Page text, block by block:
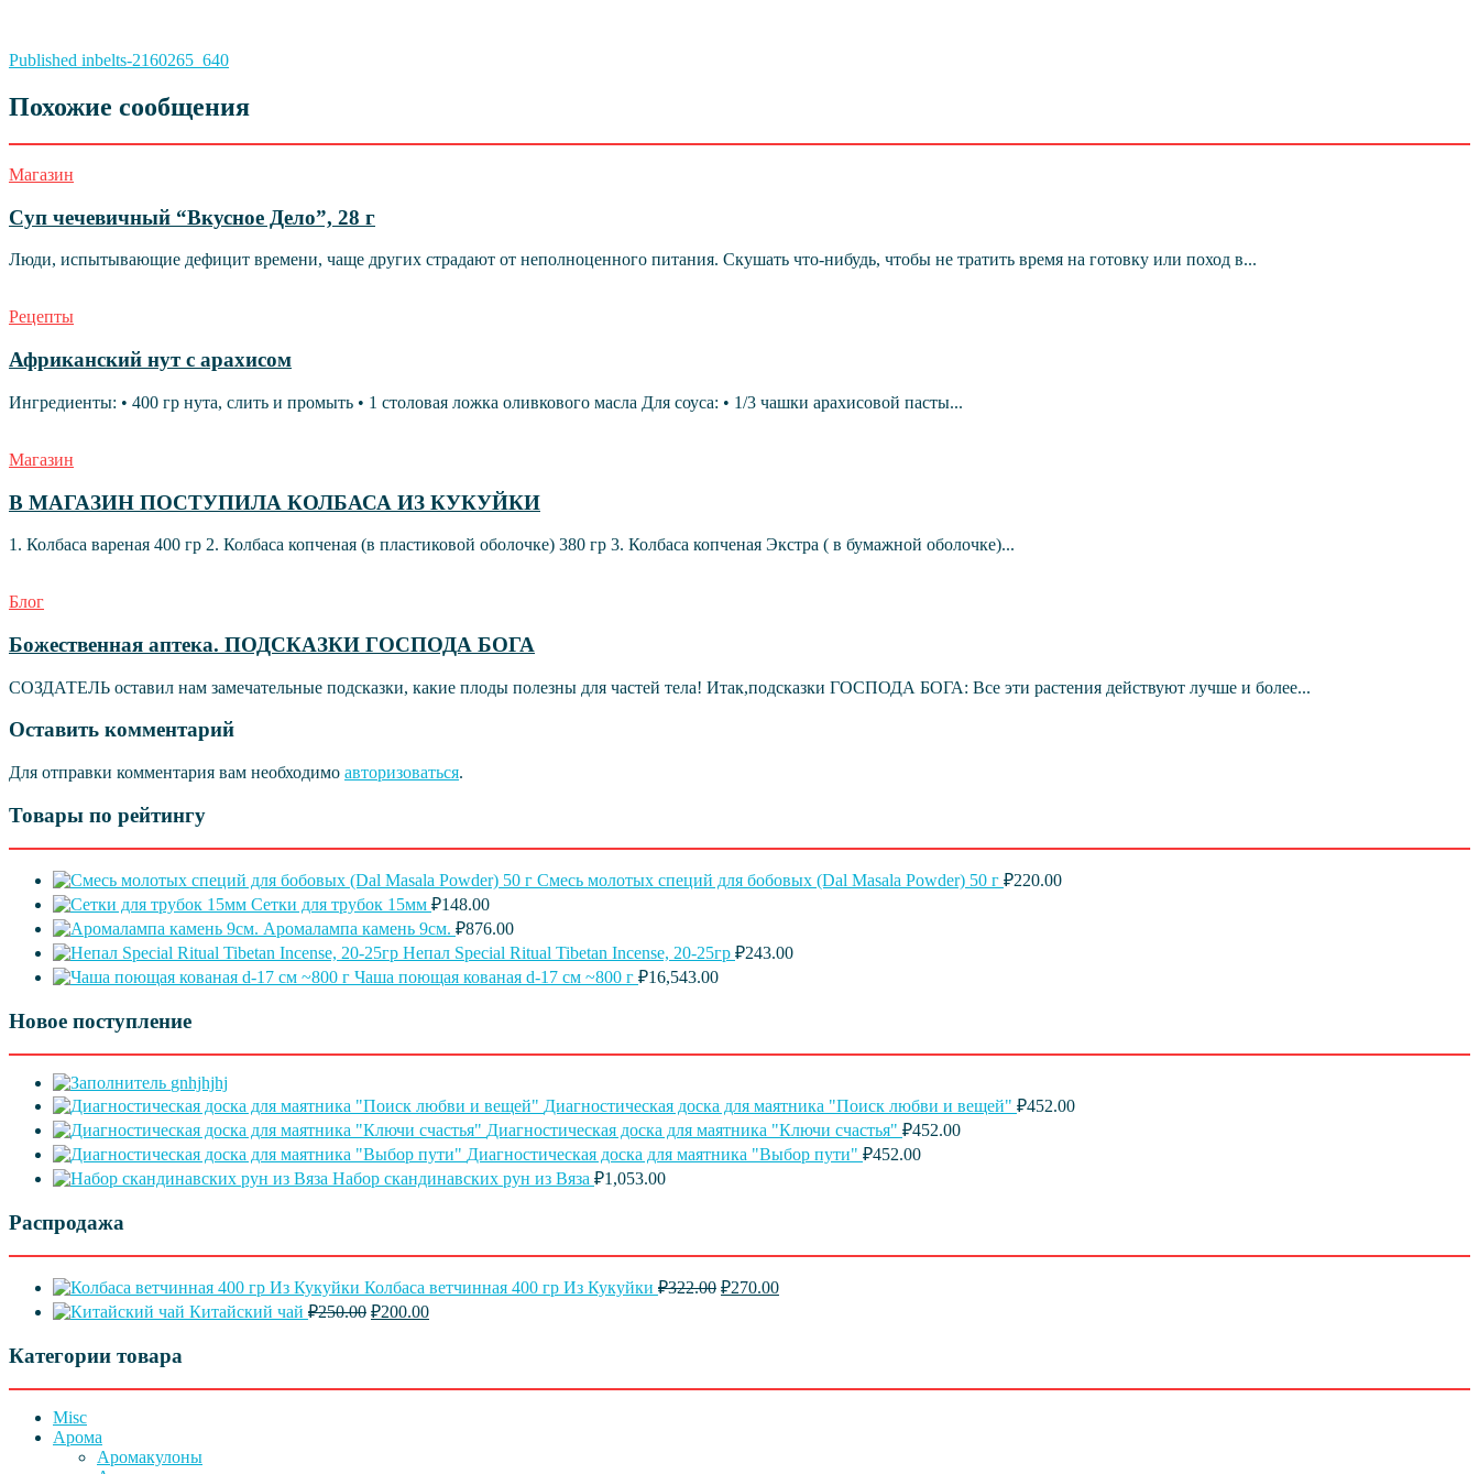
Навигация
по
записям
Published inbelts-2160265_640
Похожие сообщения
Магазин
Суп чечевичный “Вкусное Дело”, 28 г
Люди, испытывающие дефицит времени, чаще других страдают от неполноценного питания. Скушать что-нибудь, чтобы не тратить время на готовку или поход в...
Рецепты
Африканский нут с арахисом
Ингредиенты: • 400 гр нута, слить и промыть • 1 столовая ложка оливкового масла Для соуса: • 1/3 чашки арахисовой пасты...
Магазин
В МАГАЗИН ПОСТУПИЛА КОЛБАСА ИЗ КУКУЙКИ
1. Колбаса вареная 400 гр 2. Колбаса копченая (в пластиковой оболочке) 380 гр 3. Колбаса копченая Экстра ( в бумажной оболочке)...
Блог
Божественная аптека. ПОДСКАЗКИ ГОСПОДА БОГА
СОЗДАТЕЛЬ оставил нам замечательные подсказки, какие плоды полезны для частей тела! Итак,подсказки ГОСПОДА БОГА: Все эти растения действуют лучше и более...
Оставить комментарий
Для отправки комментария вам необходимо авторизоваться.
Товары по рейтингу
Смесь молотых специй для бобовых (Dal Masala Powder) 50 г ₽220.00
Сетки для трубок 15мм ₽148.00
Аромалампа камень 9см. ₽876.00
Непал Special Ritual Tibetan Incense, 20-25гр ₽243.00
Чаша поющая кованая d-17 см ~800 г ₽16,543.00
Новое поступление
gnhjhjhj
Диагностическая доска для маятника "Поиск любви и вещей" ₽452.00
Диагностическая доска для маятника "Ключи счастья" ₽452.00
Диагностическая доска для маятника "Выбор пути" ₽452.00
Набор скандинавских рун из Вяза ₽1,053.00
Распродажа
Колбаса ветчинная 400 гр Из Кукуйки ₽322.00 Первоначальная
₽270.00Текущая
Китайский чай ₽250.00 Первоначальная
₽200.00Текущая
Категории товара
Misc
Арома
Аромакулоны